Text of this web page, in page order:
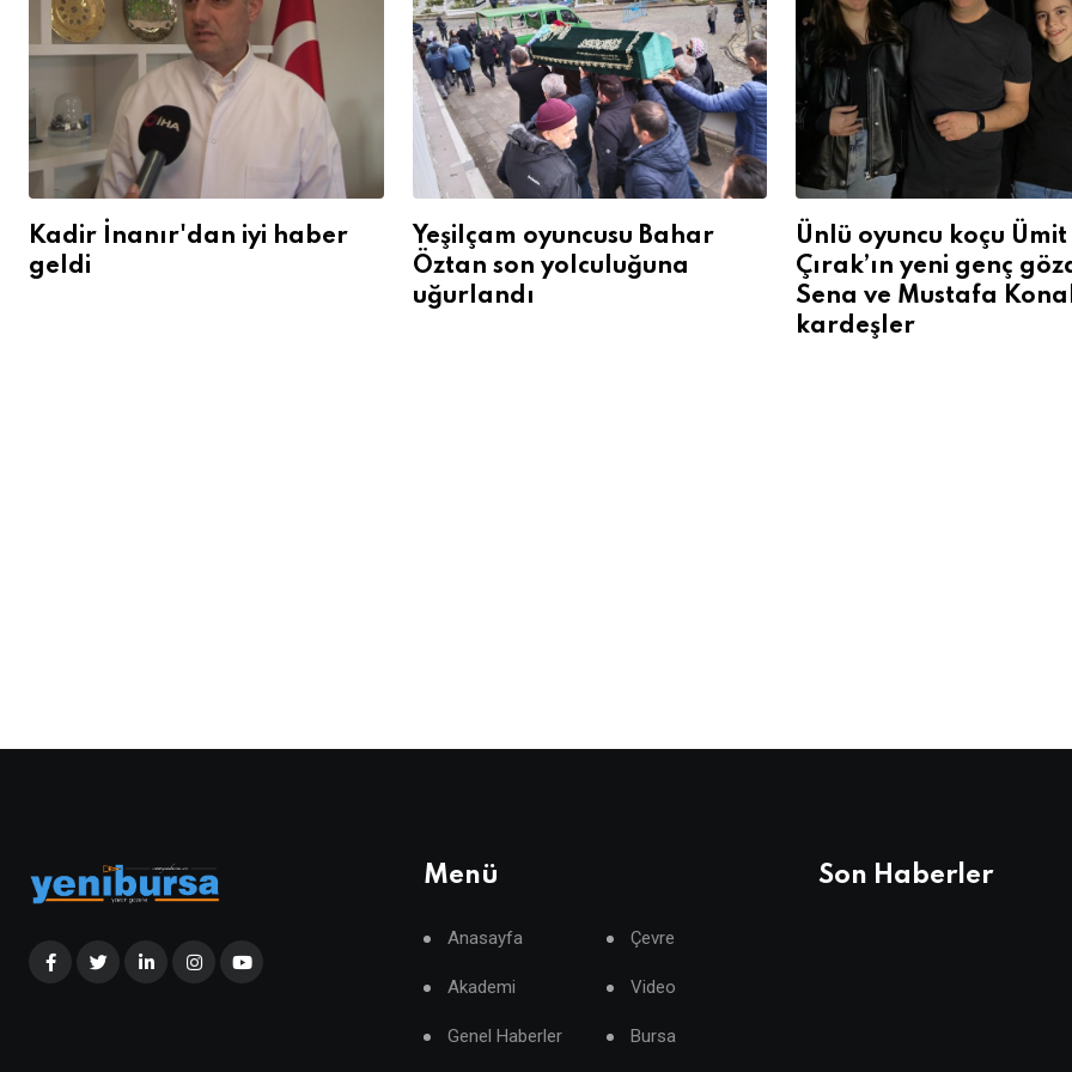
Kadir İnanır'dan iyi haber
geldi
Yeşilçam oyuncusu Bahar
Öztan son yolculuğuna
uğurlandı
Ünlü oyuncu koçu Ümit
Çırak’ın yeni genç
Sena ve Mustafa
kardeşler
Menü
Anasayfa Çevre
Akademi Video
Genel Haberler Bursa
Son Haberler